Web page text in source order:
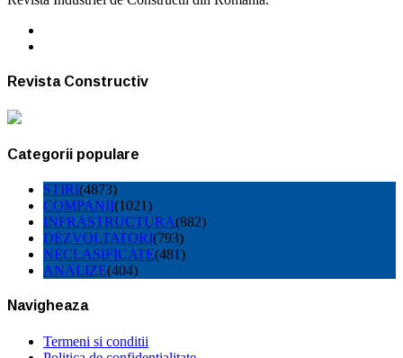
Revista Constructiv
Categorii populare
STIRI(4873)
COMPANII(1021)
INFRASTRUCTURA(882)
DEZVOLTATORI(793)
NECLASIFICATE(481)
ANALIZE(404)
Navigheaza
Termeni si conditii